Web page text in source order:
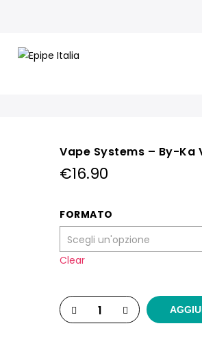
Vape Systems – By-Ka
€16.90
FORMATO
Clear